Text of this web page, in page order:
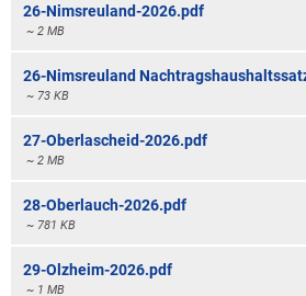
26-Nimsreuland-2026.pdf
~ 2 MB
26-Nimsreuland
~ 73 KB
27-Oberlascheid-2026.pdf
~ 2 MB
28-Oberlauch-2026.pdf
~ 781 KB
29-Olzheim-2026.pdf
~ 1 MB